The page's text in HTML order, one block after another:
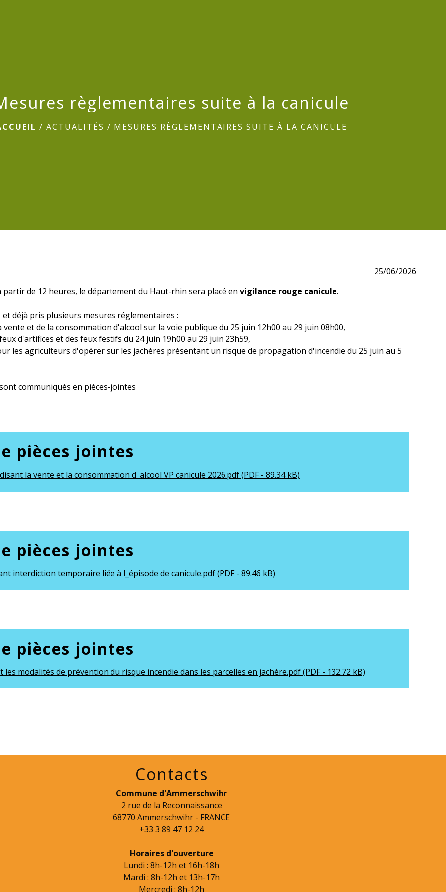
règlementaires suite à la canicule
/ ACTUALITÉS / MESURES RÈGLEMENTAIRES SUITE À LA CANICULE
25/06/2026
partir de 12 heures, le département du Haut-rhin sera placé en vigilance rouge canicule.
déjà pris plusieurs mesures réglementaires :
vente et de la consommation d'alcool sur la voie publique du 25 juin 12h00 au 29 juin 08h00,
d'artifices et des feux festifs du 24 juin 19h00 au 29 juin 23h59,
les agriculteurs d'opérer sur les jachères présentant un risque de propagation d'incendie du 25 juin au 5
communiqués en pièces-jointes
pièces jointes
la vente et la consommation d_alcool VP canicule 2026.pdf (PDF - 89.34 kB)
pièces jointes
interdiction temporaire liée à l_épisode de canicule.pdf (PDF - 89.46 kB)
pièces jointes
les modalités de prévention du risque incendie dans les parcelles en jachère.pdf (PDF - 132.72 kB)
Contacts
Commune d'Ammerschwihr
2 rue de la Reconnaissance
68770 Ammerschwihr - FRANCE
+33 3 89 47 12 24
Horaires d'ouverture
Lundi : 8h-12h et 16h-18h
Mardi : 8h-12h et 13h-17h
Mercredi : 8h-12h